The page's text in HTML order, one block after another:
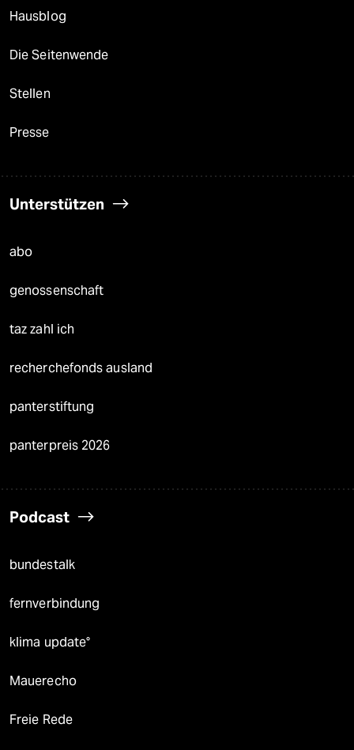
Hausblog
Die Seitenwende
Stellen
Presse
Unterstützen
abo
genossenschaft
taz zahl ich
recherchefonds ausland
panterstiftung
panterpreis 2026
Podcast
bundestalk
fernverbindung
klima update°
Mauerecho
Freie Rede